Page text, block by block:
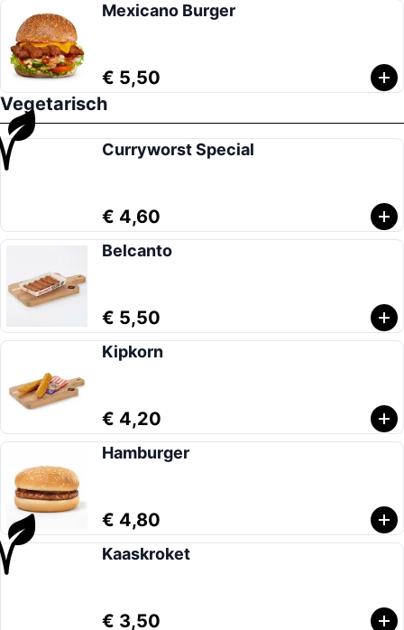
Mexicano Burger
€ 5,50
Vegetarisch
Curryworst Special
€ 4,60
Belcanto
€ 5,50
Kipkorn
€ 4,20
Hamburger
€ 4,80
Kaaskroket
€ 3,50